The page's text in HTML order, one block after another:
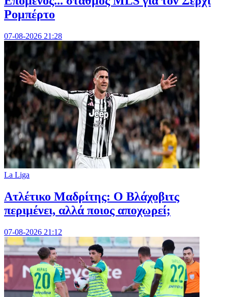
Ρομπέρτο
07-08-2026 21:28
La Liga
Ατλέτικο Μαδρίτης: Ο Βλάχοβιτς
περιμένει, αλλά ποιος αποχωρεί;
07-08-2026 21:12